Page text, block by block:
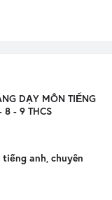
DẠY MÔN TIẾNG
8 - 9 THCS
anh, chuyên